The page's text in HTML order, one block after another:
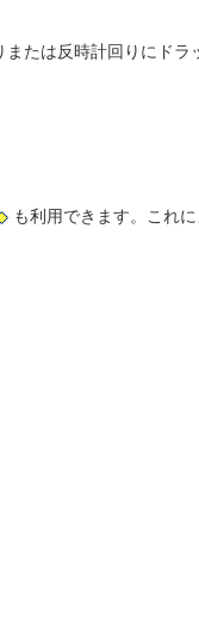
たは反時計回りにドラ
も利用できます。これ